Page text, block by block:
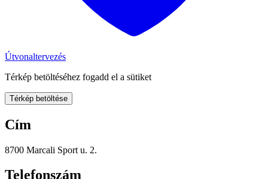
Útvonaltervezés
Térkép betöltéséhez fogadd el a sütiket
Térkép betöltése
Cím
8700 Marcali Sport u. 2.
Telefonszám